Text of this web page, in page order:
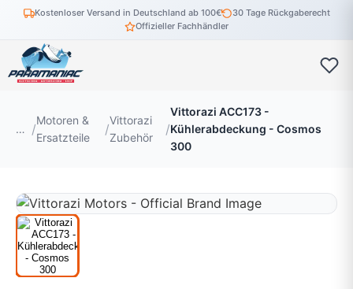
Kostenloser Versand in Deutschland ab 100€
30 Tage Rückgaberecht
Offizieller Fachhändler
…
Motoren &
Ersatzteile
Vittorazi
Zubehör
Vittorazi ACC173 -
Kühlerabdeckung - Cosmos
300